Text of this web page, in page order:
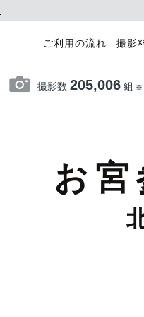
ご利用の流れ 撮影
撮影数 205,006組 ※
お